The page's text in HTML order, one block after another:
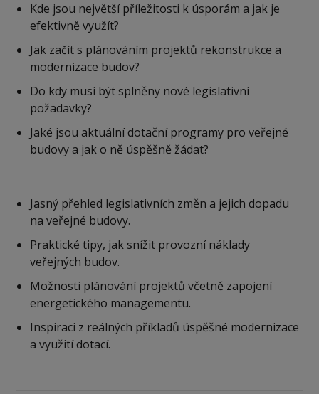
Kde jsou největší příležitosti k úsporám a jak je
efektivně využít?
Jak začít s plánováním projektů rekonstrukce a
modernizace budov?
Do kdy musí být splněny nové legislativní
požadavky?
Jaké jsou aktuální dotační programy pro veřejné
budovy a jak o ně úspěšně žádat?
Jasný přehled legislativních změn a jejich dopadu
na veřejné budovy.
Praktické tipy, jak snížit provozní náklady
veřejných budov.
Možnosti plánování projektů včetně zapojení
energetického managementu.
Inspiraci z reálných příkladů úspěšné modernizace
a využití dotací.